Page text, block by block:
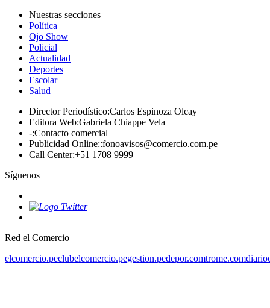
Nuestras secciones
Política
Ojo Show
Policial
Actualidad
Deportes
Escolar
Salud
Director Periodístico:Carlos Espinoza Olcay
Editora Web:Gabriela Chiappe Vela
-:Contacto comercial
Publicidad Online::fonoavisos@comercio.com.pe
Call Center:+51 1708 9999
Síguenos
Red el Comercio
elcomercio.peclubelcomercio.pegestion.pedepor.comtrome.com